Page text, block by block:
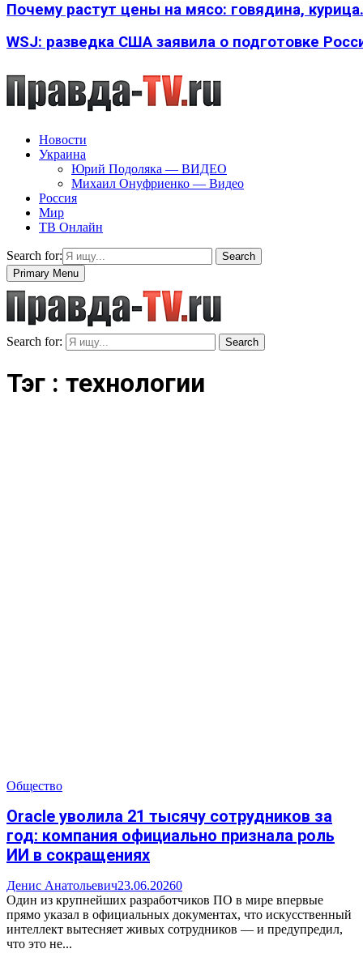
Почему растут цены на мясо: говядина,
WSJ: разведка США заявила о подготовке
Новости
Украина
Юрий Подоляка — ВИДЕО
Михаил Онуфриенко — Видео
Россия
Мир
ТВ Онлайн
Search for:
Search
Primary Menu
Search for: Search
Тэг : технологии
Общество
Oracle уволила 21 тысячу сотрудников за
год: компания официально признала роль
ИИ в сокращениях
Денис Анатольевич23.06.20260
Один из крупнейших разработчиков ПО в мире впервые
прямо указал в официальных документах, что искусственный
интеллект вытесняет живых сотрудников — и предупредил,
что это не...